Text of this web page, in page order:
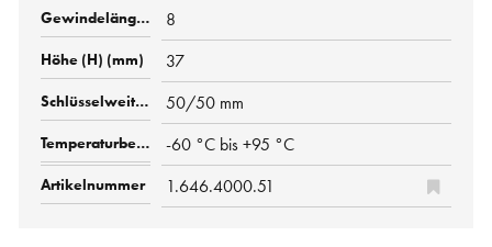
8
37
50/50 mm
-60 °C bis +95 °C
1.646.4000.51